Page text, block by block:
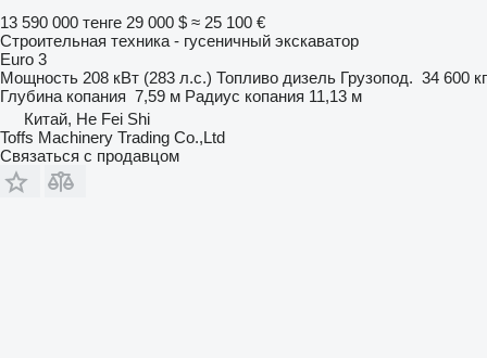
13 590 000 тенге 29 000 $ ≈ 25 100 €
Строительная техника - гусеничный экскаватор
Euro 3
Мощность 208 кВт (283 л.с.) Топливо дизель Грузопод. 34 600 кг
Глубина копания 7,59 м Радиус копания 11,13 м
Китай, He Fei Shi
Toffs Machinery Trading Co.,Ltd
Связаться с продавцом